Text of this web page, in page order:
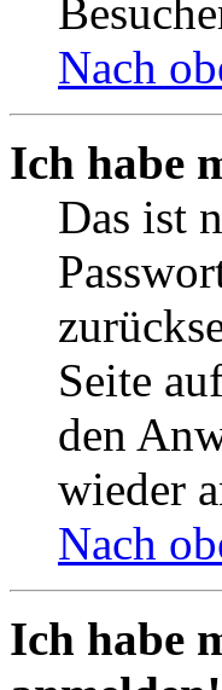
Nach
Ich habe
Das ist
Seite
den
wieder
Nach
Ich habe